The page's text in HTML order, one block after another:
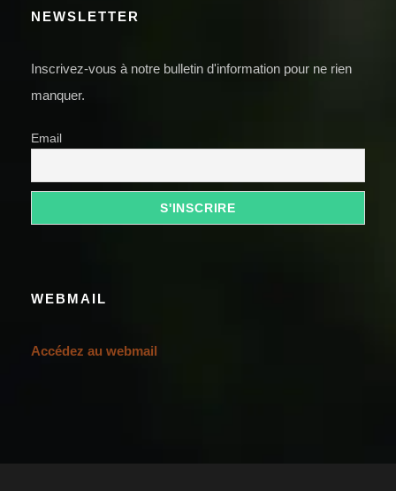
NEWSLETTER
Inscrivez-vous à notre bulletin d'information pour ne rien
manquer.
Email
WEBMAIL
Accédez au webmail